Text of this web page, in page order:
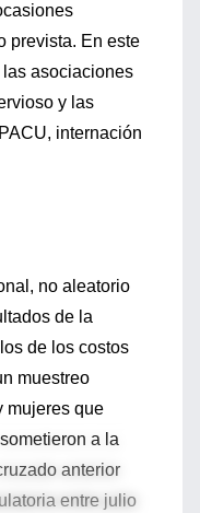
prevista. En este
asociaciones
y las
internación
no aleatorio
de la
de los costos
muestreo
mujeres que
a la
anterior
entre julio